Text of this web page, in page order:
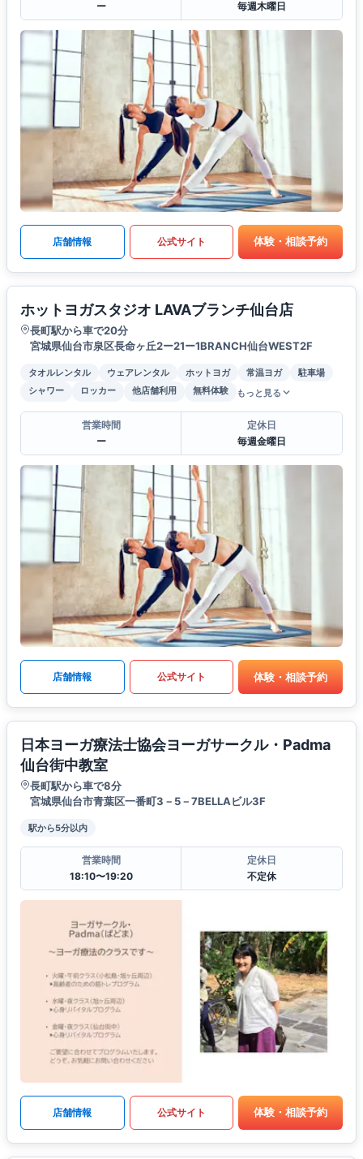
ー 毎週木曜日
店舗情報 公式サイト 体験・相談予約
ホットヨガスタジオ LAVAブランチ仙台店
長町駅から車で20分
宮城県仙台市泉区長命ヶ丘2ー21ー1BRANCH仙台WEST2F
タオルレンタル ウェアレンタル ホットヨガ 常温ヨガ
駐車場
シャワー
ロッカー 他店舗利用 無料体験 もっと見る
営業時間
ー
定休日
毎週金曜日
店舗情報 公式サイト 体験・相談予約
日本ヨーガ療法士協会ヨーガサークル・Padma
仙台街中教室
長町駅から車で8分
宮城県仙台市青葉区一番町3－5－7BELLAビル3F
駅から5分以内
営業時間
18:10〜19:20
定休日
不定休
店舗情報 公式サイト 体験・相談予約